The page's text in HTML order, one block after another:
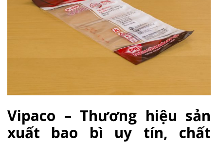
Vipaco – Thương hiệu sản
xuất bao bì uy tín, chất